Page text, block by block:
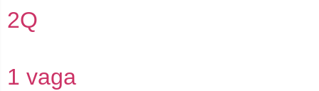
2Q
1 vaga